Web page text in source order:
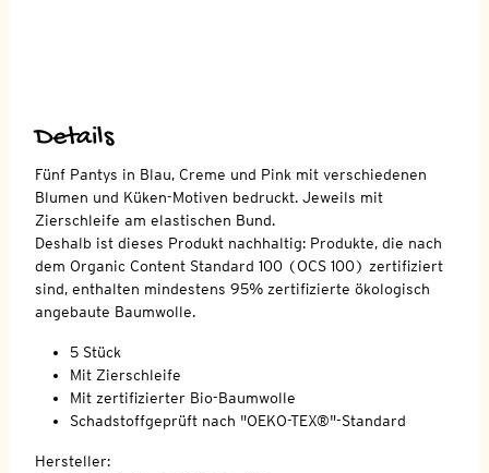
Details
Fünf Pantys in Blau, Creme und Pink mit verschiedenen
Blumen und Küken-Motiven bedruckt. Jeweils mit
Zierschleife am elastischen Bund.
Deshalb ist dieses Produkt nachhaltig: Produkte, die nach
dem Organic Content Standard 100 (OCS 100) zertifiziert
sind, enthalten mindestens 95% zertifizierte ökologisch
angebaute Baumwolle.
5 Stück
Mit Zierschleife
Mit zertifizierter Bio-Baumwolle
Schadstoffgeprüft nach "OEKO-TEX®"-Standard
Hersteller: